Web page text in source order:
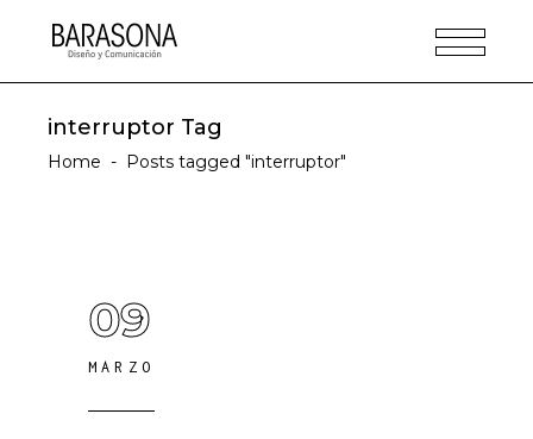
interruptor Tag
Home - Posts tagged "interruptor"
09
MARZO